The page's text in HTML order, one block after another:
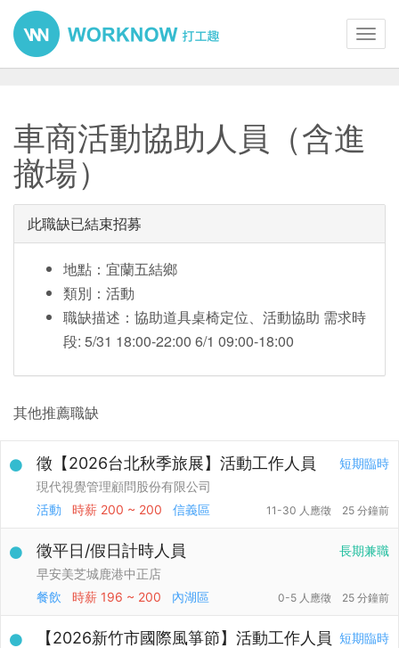
車商活動協助人員（含進
撤場）
此職缺已結束招募
地點：宜蘭五結鄉
類別：活動
職缺描述：協助道具桌椅定位、活動協助 需求時
段: 5/31 18:00-22:00 6/1 09:00-18:00
其他推薦職缺
短期臨時
徵【2026台北秋季旅展】活動工作人員
現代視覺管理顧問股份有限公司
活動
時薪 200 ~ 200 信義區 11-30 人應徵 25 分鐘前
長期兼職
徵平日/假日計時人員
早安美芝城鹿港中正店
餐飲
時薪 196 ~ 200 內湖區 0-5 人應徵 25 分鐘前
短期臨時
【2026新竹市國際風箏節】活動工作人員